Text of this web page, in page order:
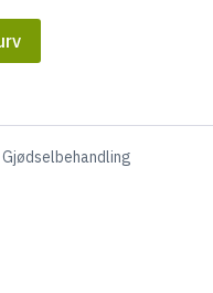
Gjødselbehandling